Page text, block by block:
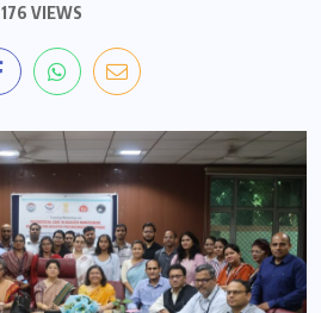
176 VIEWS